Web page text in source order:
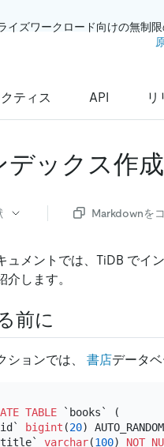
ズワークロード向けの無制
ティス API リ
デックス作
Markdownを
ュメントでは、TiDB でイ
介します。
前に
ションでは、 書店データ
TABLE `books` (
bigint (20) AUTO_RANDOM
varchar(100) NOT